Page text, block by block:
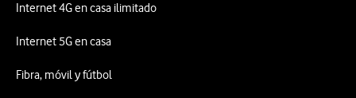
Internet 4G en casa ilimitado
Internet 5G en casa
Fibra, móvil y fútbol